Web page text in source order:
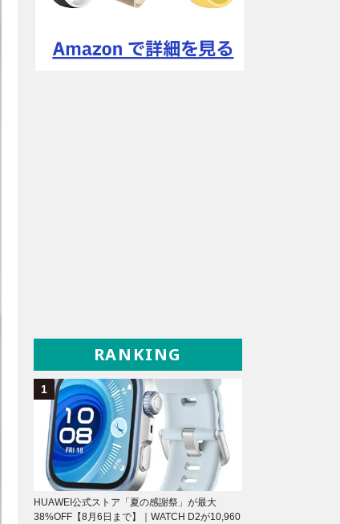
RANKING
HUAWEI公式ストア「夏の感謝祭」が最大
38%OFF【8月6日まで】｜WATCH D2が10,960